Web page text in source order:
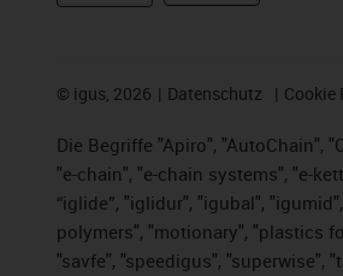
© igus, 2026 Datenschutz Cookie
Die Begriffe "Apiro", "AutoChain",
"e-chain", "e-chain systems", "e-
“iglide”, "iglidur", "igubal",
polymers", "motionary", "plastics
"savfe", "speedigus",